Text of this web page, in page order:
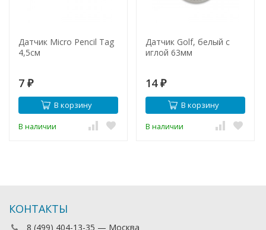
Датчик Micro Pencil Tag
4,5см
7 ₽
В корзину
В наличии
Датчик Golf, белый с
иглой 63мм
14 ₽
В корзину
В наличии
КОНТАКТЫ
8 (499) 404-13-35 — Москва